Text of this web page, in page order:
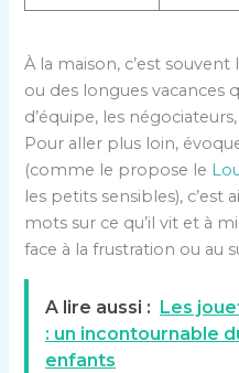
À la maison, c’est
ou des longues vacances
d’équipe, les
Pour aller plus loin,
(comme le propose le
les petits sensibles), c’est
mots sur ce qu’il vit et à
face à la frustration ou au
A lire aussi :
Les
: un incontournable
enfants